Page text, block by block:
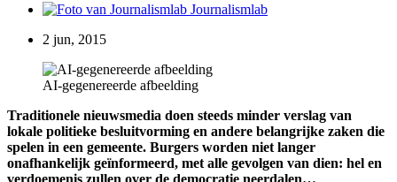
Journalismlab
2 jun, 2015
AI-gegenereerde afbeelding
Traditionele nieuwsmedia doen steeds minder verslag van
lokale politieke besluitvorming en andere belangrijke zaken die
spelen in een gemeente. Burgers worden niet langer
onafhankelijk geïnformeerd, met alle gevolgen van dien: hel en
verdoemenis zullen over de democratie neerdalen…